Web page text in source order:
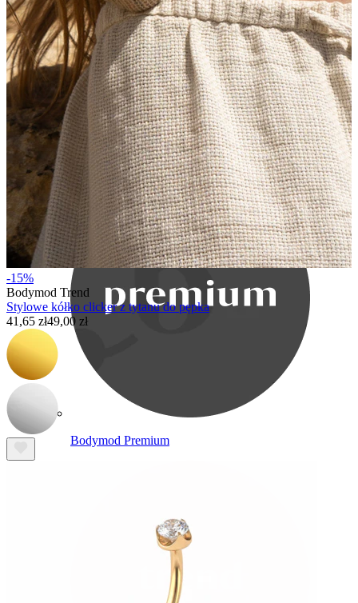
Bodymod Care
Bodymod Premium
-15%
Bodymod Trend
Stylowe kółko clicker z tytanu do pępka
41,65 zł49,00 zł